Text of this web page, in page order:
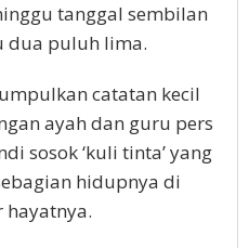
tanggal sembilan
dua puluh lima.
catatan kecil
ayah dan guru pers
sosok ‘kuli tinta’ yang
hidupnya di
hayatnya.